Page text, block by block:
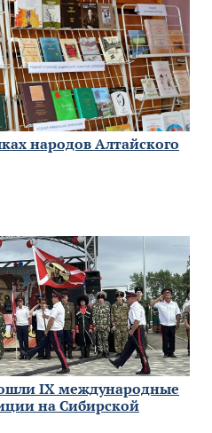
народов Алтайского
IX международные
на Сибирской